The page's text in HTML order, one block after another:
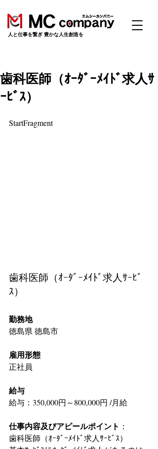
​人と仕事を繋ぎ 豊かな人生創造を
歯科医師（ｵｰﾀﾞｰﾒｲﾄﾞ求人ｻ
ｰﾋﾞｽ）
StartFragment
歯科医師（ｵｰﾀﾞｰﾒｲﾄﾞ求人ｻｰﾋﾞ
ｽ）
勤務地
徳島県 徳島市
雇用形態
正社員
給与
給与：350,000円～800,000円 /月給
仕事内容及びアピールポイント ：
歯科医師（ｵｰﾀﾞｰﾒｲﾄﾞ求人ｻｰﾋﾞｽ）